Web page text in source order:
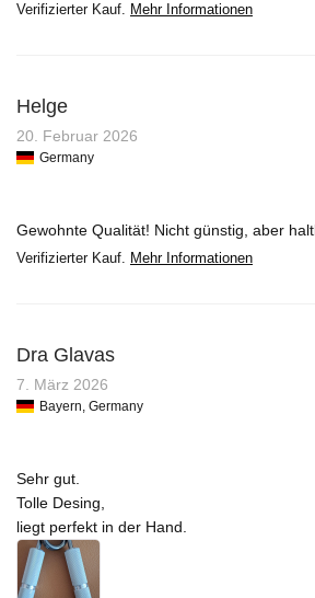
Verifizierter Kauf. Mehr Informationen
Helge
20. Februar 2026
Germany
Gewohnte Qualität! Nicht günstig, aber
Verifizierter Kauf. Mehr Informationen
Dra Glavas
7. März 2026
Bayern, Germany
Sehr gut.
Tolle Desing,
liegt perfekt in der Hand.